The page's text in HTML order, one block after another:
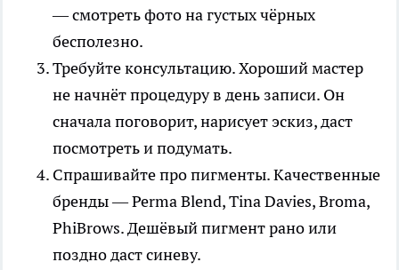
— смотреть фото на густых чёрных
бесполезно.
Требуйте консультацию. Хороший мастер
не начнёт процедуру в день записи. Он
сначала поговорит, нарисует эскиз, даст
посмотреть и подумать.
Спрашивайте про пигменты. Качественные
бренды — Perma Blend, Tina Davies, Broma,
PhiBrows. Дешёвый пигмент рано или
поздно даст синеву.